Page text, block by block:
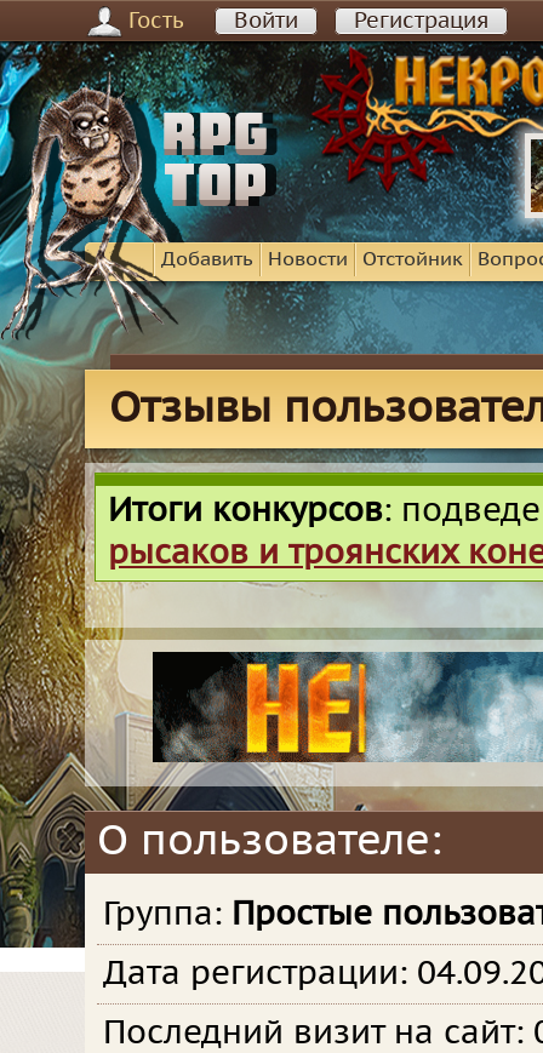
Гость Войти Регистрация
Добавить Новости Отстойник
Отзывы
Итоги конкурсов:
рысаков и троянских
О пользователе:
Группа: Простые
Дата регистрации:
Последний визит на сайт: